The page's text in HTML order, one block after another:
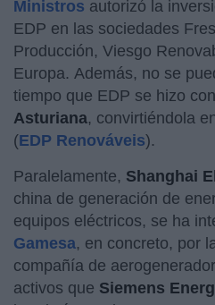
Ministros autorizó la
EDP en las sociedades
Producción, Viesgo
Europa. Además, no se
tiempo que EDP se hizo con
Asturiana, convirtiéndola
(EDP Renováveis).
Paralelamente, Shanghai
china de generación de
equipos eléctricos, se ha
Gamesa, en concreto, por
compañía de
activos que Siemens